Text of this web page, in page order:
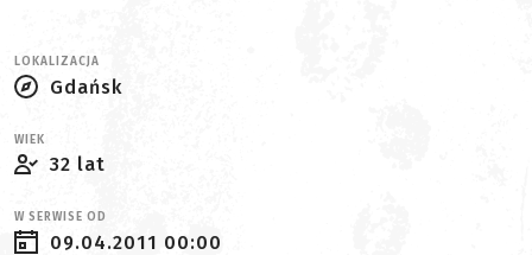
LOKALIZACJA
Gdańsk
WIEK
32 lat
W SERWISE OD
09.04.2011 00:00